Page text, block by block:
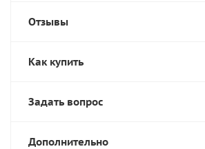
Отзывы
Как купить
Задать вопрос
Дополнительно